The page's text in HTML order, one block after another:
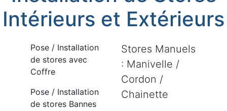
Intérieurs et Extérieurs
Pose / Installation
de stores avec
Coffre
Pose / Installation
de stores Bannes
Stores Manuels
: Manivelle /
Cordon /
Chainette